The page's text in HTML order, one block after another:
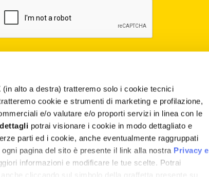
(in alto a destra) tratteremo solo i cookie tecnici
cookie e strumenti di marketing e profilazione,
e/o valutare e/o proporti servizi in linea con le
potrai visionare i cookie in modo dettagliato e
parti ed i cookie, anche eventualmente raggruppati
pagina del sito è presente il link alla nostra Privacy e
informazioni e modificare le tue scelte. Potrai
cliccando sul simbolo della graffetta presente su
e Condizioni
e Cookie Policy